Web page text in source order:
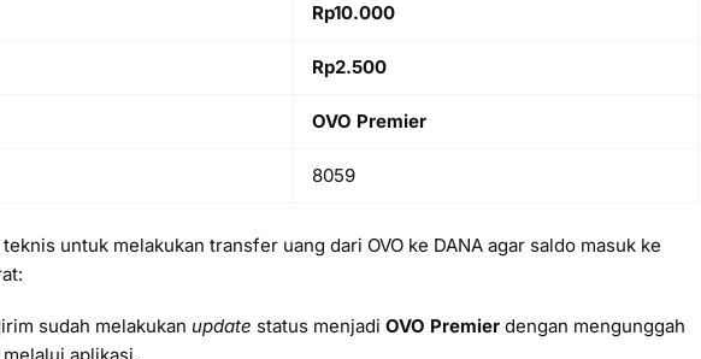
Rp10.000
Rp2.500
OVO Premier
8059
untuk melakukan transfer uang dari OVO ke DANA agar saldo masuk ke
sudah melakukan update status menjadi OVO Premier dengan mengunggah